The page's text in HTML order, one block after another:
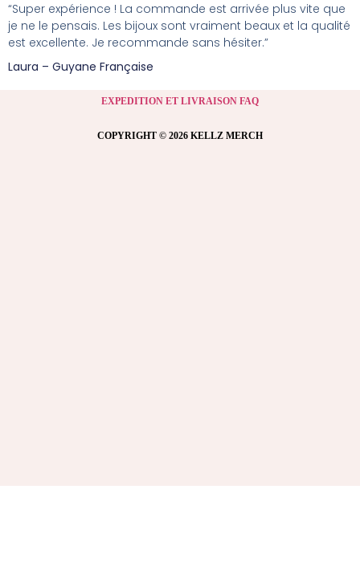
“Super expérience ! La commande est arrivée plus vite que
je ne le pensais. Les bijoux sont vraiment beaux et la qualité
est excellente. Je recommande sans hésiter.”
Laura – Guyane Française
EXPEDITION ET LIVRAISON FAQ
COPYRIGHT © 2026 KELLZ MERCH